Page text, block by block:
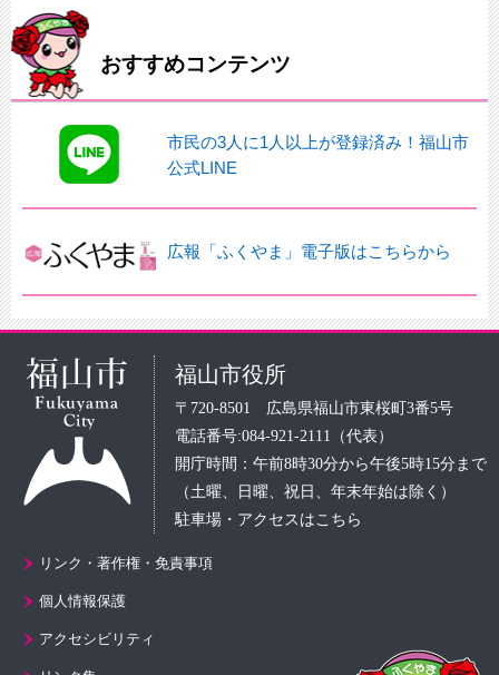
おすすめコンテンツ
市民の3人に1人以上が登録済み！福山市
公式LINE
広報「ふくやま」電子版はこちらから
福山市役所
〒720-8501 広島県福山市東桜町3番5号
電話番号:084-921-2111（代表）
開庁時間：午前8時30分から午後5時15分まで
（土曜、日曜、祝日、年末年始は除く）
駐車場・アクセスはこちら
リンク・著作権・免責事項
個人情報保護
アクセシビリティ